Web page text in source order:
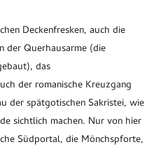
Deckenfresken, auch die
der Querhausarme (die
das
der romanische Kreuzgang
der spätgotischen Sakristei, wie
sichtlich machen. Nur von hier
Südportal, die Mönchspforte,